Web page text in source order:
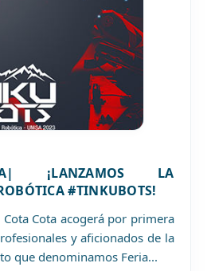
¡LANZAMOS LA
#TINKUBOTS!
Cota acogerá por primera
y aficionados de la
que denominamos Feria...